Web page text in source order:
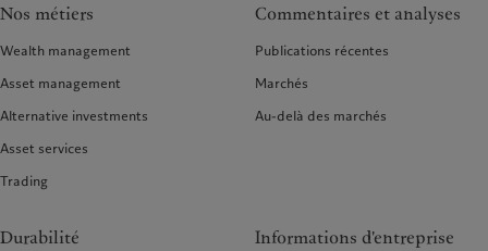
Nos métiers
Wealth management
Asset management
Alternative investments
Asset services
Trading
Commentaires et analyses
Publications récentes
Marchés
Au-delà des marchés
Durabilité Informations d'entreprise